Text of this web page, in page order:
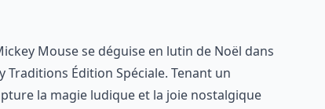
Mouse se déguise en lutin de Noël dans
Édition Spéciale. Tenant un
la magie ludique et la joie nostalgique